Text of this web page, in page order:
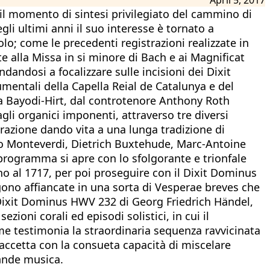
momento di sintesi privilegiato del cammino di
ultimi anni il suo interesse è tornato a
come le precedenti registrazioni realizzate in
alla Missa in si minore di Bach e ai Magnificat
a focalizzare sulle incisioni dei Dixit
della Capella Reial de Catalunya e del
Hirt, dal controtenore Anthony Roth
organici imponenti, attraverso tre diversi
dando vita a una lunga tradizione di
Monteverdi, Dietrich Buxtehude, Marc-Antoine
si apre con lo sfolgorante e trionfale
al 1717, per poi proseguire con il Dixit Dominus
affiancate in una sorta di Vesperae breves che
Dominus HWV 232 di Georg Friedrich Händel,
corali ed episodi solistici, in cui il
testimonia la straordinaria sequenza ravvicinata
con la consueta capacità di miscelare
musica.